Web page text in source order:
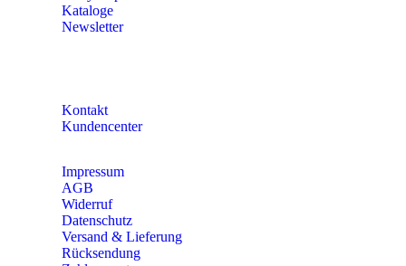
Kataloge
Newsletter
Kontakt
Kundencenter
Impressum
AGB
Widerruf
Datenschutz
Versand & Lieferung
Rücksendung